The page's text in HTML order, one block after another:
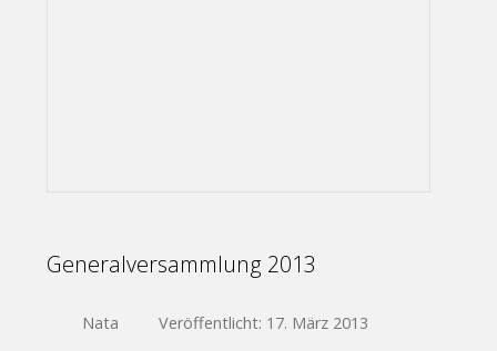
Generalversammlung 2013
Nata Veröffentlicht: 17. März 2013